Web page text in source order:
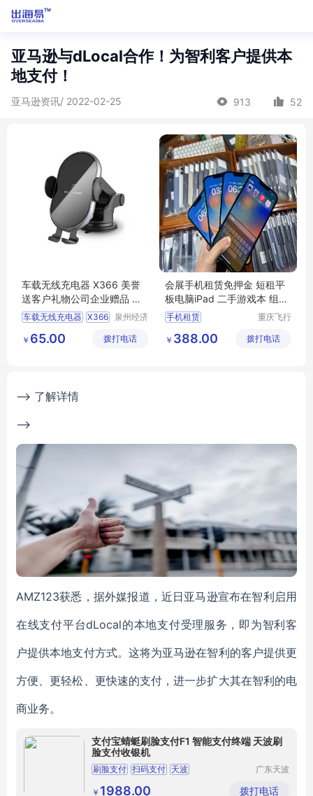
亚马逊与dLocal合作！为智利客户提供本
地支付！
亚马逊资讯/ 2022-02-25 913 52
车载无线充电器 X366 美誉
送客户礼物公司企业赠品 MY
-XHWY-L5-20
车载无线充电器 X366
公司企业赠品
泉州经济
区美誉商
￥ 65.00 拨打电话
会展手机租赁免押金 短租平
板电脑iPad 二手游戏本 组装
台式机 0押金
手机租赁
重庆飞行
限公司
￥ 388.00 拨打电话
--> 了解详情
-->
AMZ123获悉，据外媒报道，近日亚马逊宣布在智利启用
在线支付平台dLocal的本地支付受理服务，即为智利客
户提供本地支付方式。这将为亚马逊在智利的客户提供更
方便、更轻松、更快速的支付，进一步扩大其在智利的电
商业务。
支付宝蜻蜓刷脸支付F1 智能支付终端 天波刷
脸支付收银机
刷脸支付 扫码支付 天波
小型商超收银机
广东天波
有限公司
￥ 1988.00 拨打电话